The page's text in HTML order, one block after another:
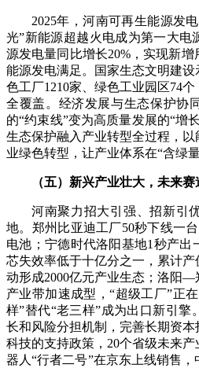
2025年，河南可再生能源发
光”新能源超越火电成为第一大电
源发电量同比增长20%，实现新
能源发电满足。国家生态文明建
色工厂1210家、绿色工业园区74
全覆盖。经济发展与生态保护协
的“约束线”变为高质量发展的“增
生态保护融入产业转型全过程，
业绿色转型，让产业体系在“含绿量
（五）新兴产业壮大，未来
河南聚力招大引强、招新引
地。郑州比亚迪工厂50秒下线一
电池；宁德时代洛阳基地1秒产出
芯失效率低于十亿分之一，累计
动形成2000亿元产业生态；洛阳
产业带加速成型，“超级工厂”正
样”替代“老三样”成为出口新引擎
长和风险分担机制，完善长期资
科技的支持政策，20个省级未来
器人“行者二号”在京东上线销售